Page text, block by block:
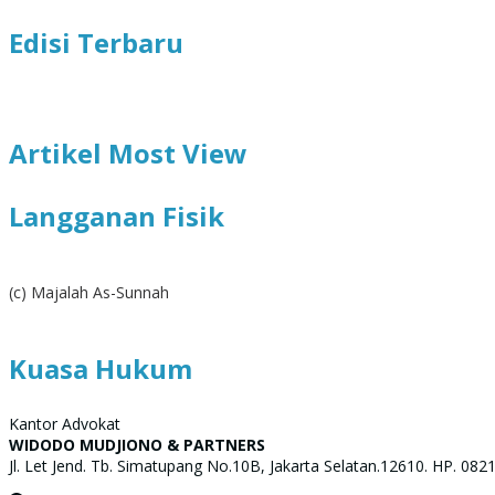
Edisi Terbaru
Artikel Most View
Langganan Fisik
(c) Majalah As-Sunnah
Kuasa Hukum
Kantor Advokat
WIDODO MUDJIONO & PARTNERS
Jl. Let Jend. Tb. Simatupang No.10B, Jakarta Selatan.12610. HP.